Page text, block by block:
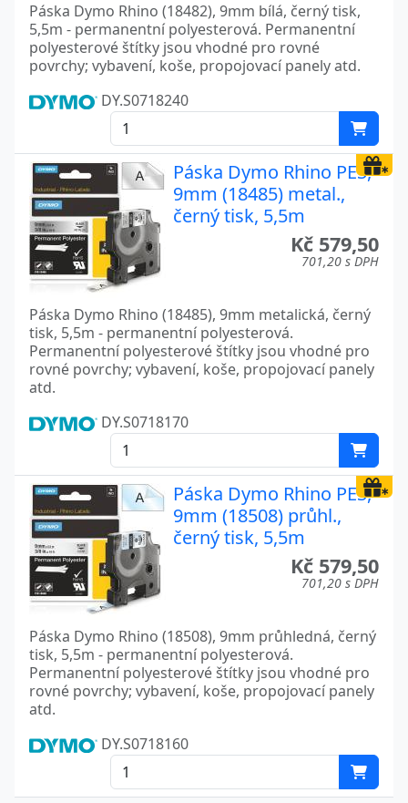
Páska Dymo Rhino (18482), 9mm bílá, černý tisk,
5,5m - permanentní polyesterová. Permanentní
polyesterové štítky jsou vhodné pro rovné
povrchy; vybavení, koše, propojovací panely atd.
DY.S0718240
Páska Dymo Rhino PES,
9mm (18485) metal.,
černý tisk, 5,5m
Kč 579,50
701,20 s DPH
Páska Dymo Rhino (18485), 9mm metalická, černý
tisk, 5,5m - permanentní polyesterová.
Permanentní polyesterové štítky jsou vhodné pro
rovné povrchy; vybavení, koše, propojovací panely
atd.
DY.S0718170
Páska Dymo Rhino PES,
9mm (18508) průhl.,
černý tisk, 5,5m
Kč 579,50
701,20 s DPH
Páska Dymo Rhino (18508), 9mm průhledná, černý
tisk, 5,5m - permanentní polyesterová.
Permanentní polyesterové štítky jsou vhodné pro
rovné povrchy; vybavení, koše, propojovací panely
atd.
DY.S0718160